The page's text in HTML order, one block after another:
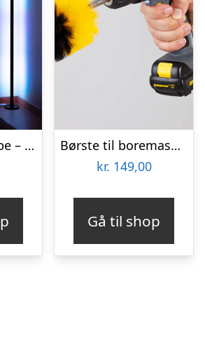
LED-hjørnelampe – Vooni
Børste til boremaskine 3-pak – Wibbri
kr. 149,00
Gå til shop